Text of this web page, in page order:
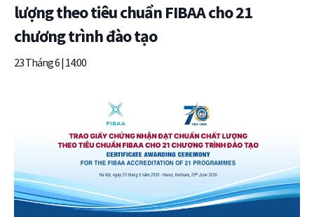
lượng theo tiêu chuẩn FIBAA cho 21
chương trình đào tạo
23 Tháng 6 | 14:00